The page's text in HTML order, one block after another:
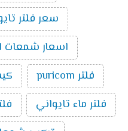
سعر فلتر
اسعار شمعات
فلتر puricom
فلتر ماء تايواني